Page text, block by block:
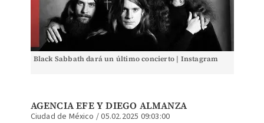
Black Sabbath dará un último concierto | Instagram
AGENCIA EFEYDIEGO ALMANZA
Ciudad de México /05.02.2025 09:03:00